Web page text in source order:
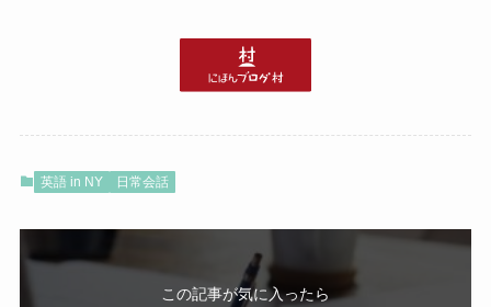
英語 in NY 日常会話
この記事が気に入ったら